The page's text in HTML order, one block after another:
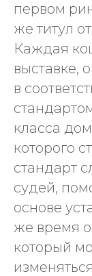
первом
же титул
Каждая
выставке,
в
класса
которого
стандарт
судей,
основе
же время
который